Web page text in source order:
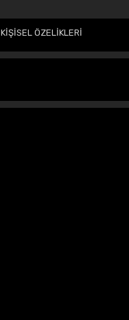
KİŞİSEL ÖZELİKLERİ